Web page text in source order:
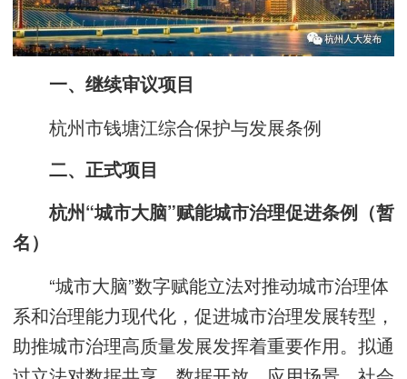
一、继续审议项目
杭州市钱塘江综合保护与发展条例
二、正式项目
杭州“城市大脑”赋能城市治理促进条例（暂
名）
“城市大脑”数字赋能立法对推动城市治理体
系和治理能力现代化，促进城市治理发展转型，
助推城市治理高质量发展发挥着重要作用。拟通